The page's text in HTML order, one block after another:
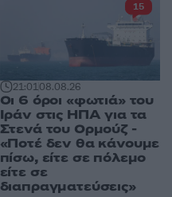
21:0108.08.26
Οι 6 όροι «φωτιά» του
Ιράν στις ΗΠΑ για τα
Στενά του Ορμούζ -
«Ποτέ δεν θα κάνουμε
πίσω, είτε σε πόλεμο
είτε σε
διαπραγματεύσεις»
15